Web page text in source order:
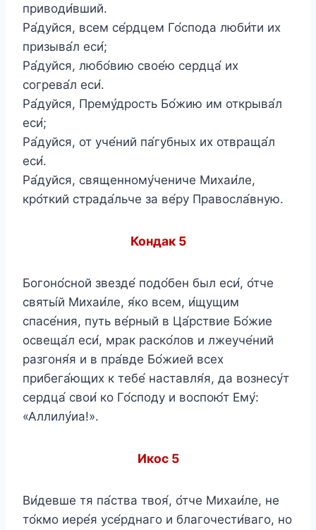
приводи́вший.
Ра́дуйся, всем се́рдцем Го́спода люби́ти их
призыва́л еси́;
Ра́дуйся, любо́вию свое́ю сердца́ их
согрева́л еси́.
Ра́дуйся, Прему́дрость Бо́жию им открыва́л
еси́;
Ра́дуйся, от уче́ний па́губных их отвраща́л
еси́.
Ра́дуйся, священному́чениче Михаи́ле,
кро́ткий страда́льче за ве́ру Правосла́вную.
Кондак 5
Богоно́сной звезде́ подо́бен был еси́, о́тче
святы́й Михаи́ле, я́ко всем, и́щущим
спасе́ния, путь ве́рный в Ца́рствие Бо́жие
освеща́л еси́, мрак раско́лов и лжеуче́ний
разгоня́я и в пра́вде Бо́жией всех
прибега́ющих к тебе́ наставля́я, да вознесу́т
сердца́ свои́ ко Го́споду и воспою́т Ему́:
«Аллилу́иа!».
Икос 5
Ви́девше тя па́ства твоя́, о́тче Михаи́ле, не
то́кмо иере́я усе́рднаго и благочести́ваго, но